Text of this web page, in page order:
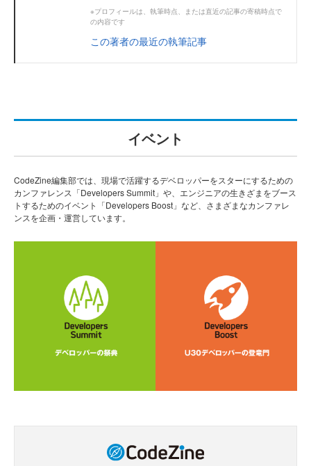
※プロフィールは、執筆時点、または直近の記事の寄稿時点で
の内容です
この著者の最近の執筆記事
イベント
CodeZine編集部では、現場で活躍するデベロッパーをスターにするための
カンファレンス「Developers Summit」や、エンジニアの生きざまをブース
トするためのイベント「Developers Boost」など、さまざまなカンファレ
ンスを企画・運営しています。